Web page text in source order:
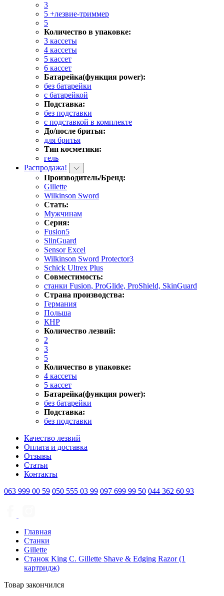
3
5 +лезвие-триммер
5
Количество в упаковке:
3 кассеты
4 кассеты
5 кассет
6 кассет
Батарейка(функция power):
без батарейки
с батарейкой
Подставка:
без подставки
с подставкой в комплекте
До/после бритья:
для бритья
Тип косметики:
гель
Распродажа!
Производитель/Бренд:
Gillette
Wilkinson Sword
Стать:
Мужчинам
Серия:
Fusion5
SlinGuard
Sensor Excel
Wilkinson Sword Protector3
Schick Ultrex Plus
Совместимость:
станки Fusion, ProGlide, ProShield, SkinGuard
Страна производства:
Германия
Польша
КНР
Количество лезвий:
2
3
5
Количество в упаковке:
4 кассеты
5 кассет
Батарейка(функция power):
без батарейки
Подставка:
без подставки
Качество лезвий
Оплата и доставка
Отзывы
Статьи
Контакты
063 999 00 59 050 555 03 99 097 699 99 50 044 362 60 93
Главная
Станки
Gillette
Станок King C. Gillette Shave & Edging Razor (1
картридж)
Товар закончился